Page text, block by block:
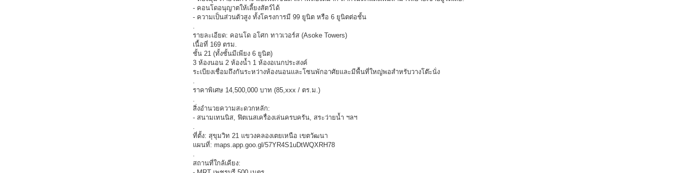
- คอนโดอนุญาตให้เลี้ยงสัตว์ได้
- ความเป็นส่วนตัวสูง ทั้งโครงการมี 99 ยูนิต หรือ 6 ยูนิตต่อชั้น
.
รายละเอียด: คอนโด อโศก ทาวเวอร์ส (Asoke Towers)
เนื้อที่ 169 ตรม.
ชั้น 21 (ทั้งชั้นมีเพียง 6 ยูนิต)
3 ห้องนอน 2 ห้องน้ำ 1 ห้องอเนกประสงค์
ระเบียงเชื่อมถึงกันระหว่างห้องนอนและโซนพักอาศัยและมีพื้นที่ใหญ่พอสำหรับวางโต๊ะนั่ง
.
ราคาพิเศษ 14,500,000 บาท (85,xxx / ตร.ม.)
.
สิ่งอำนวยความสะดวกหลัก:
- สนามเทนนิส, ฟิตเนสเครื่องเล่นครบครัน, สระว่ายน้ำ ฯลฯ
.
ที่ตั้ง: สุขุมวิท 21 แขวงคลองเตยเหนือ เขตวัฒนา
แผนที่: maps.app.goo.gl/57YR4S1uDtWQXRH78
.
สถานที่ใกล้เคียง: